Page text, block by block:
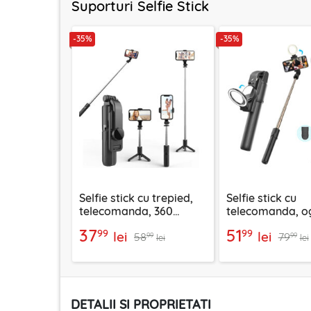
Suporturi Selfie Stick
-35%
Selfie stick cu trepied,
telecomanda, 360
3799 lei 5899 lei
-35%
Selfie stick cu
telecomanda,
5199 lei 7999 lei
DETALII SI PROPRIETATI